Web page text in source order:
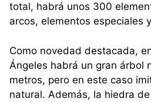
total, habrá unos 300
arcos, elementos especiales
Como novedad destacada,
Ángeles habrá un gran árbol
metros, pero en este caso
natural. Además, la hiedra